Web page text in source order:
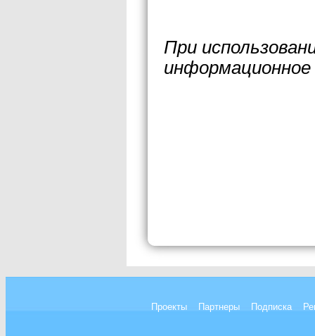
При
Проекты Партнеры Подписка